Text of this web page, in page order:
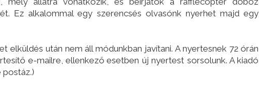
Ez alkalommal egy szerencsés olvasónk nyerhet majd egy
elküldés után nem áll módunkban javítani. A nyertesnek 72 órán
e-mailre, ellenkező esetben új nyertest sorsolunk. A kiadó
postáz.)